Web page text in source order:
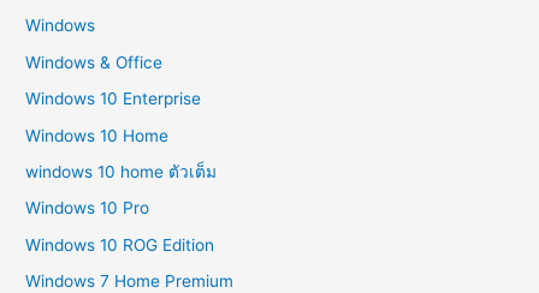
Windows
Windows & Office
Windows 10 Enterprise
Windows 10 Home
windows 10 home ตัวเต็ม
Windows 10 Pro
Windows 10 ROG Edition
Windows 7 Home Premium